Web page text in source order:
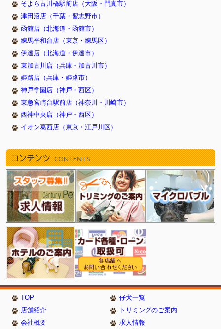
そよら古川橋駅前店（大阪・門真市）
津田沼店（千葉・習志野市）
函館店（北海道・函館市）
練馬平和台店（東京・練馬区）
伊達店（北海道・伊達市）
東加古川店（兵庫・加古川市）
姫路店（兵庫・姫路市）
神戸学園店（神戸・西区）
東急宮崎台駅前店（神奈川・川崎市）
西神中央店（神戸・西区）
イオン葛西店（東京・江戸川区）
コンテンツ CONTENTS
TOP
仔犬一覧
店舗紹介
トリミングのご案内
会社概要
求人情報